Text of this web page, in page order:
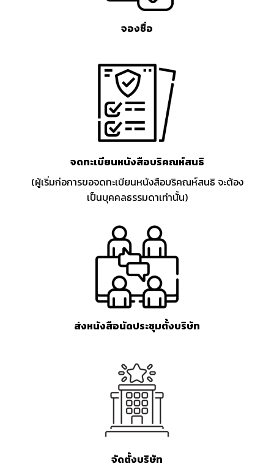
จองชื่อ
จดทะเบียนหนังสือบริคณห์สนธิ
(ผู้เริ่มก่อการขอจดทะเบียนหนังสือบริคณห์สนธิ จะต้อง
เป็นบุคคลธรรมดาเท่านั้น)
ส่งหนังสือนัดประชุมตั้งบริษัท
จัดตั้งบริษัท